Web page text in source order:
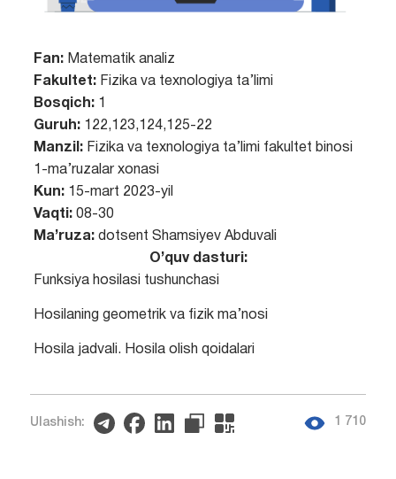
Fan: Matematik analiz
Fakultet:Fizika va texnologiya ta’limi
Bosqich:1
Guruh:122,123,124,125-22
Manzil:Fizika va texnologiya ta’limi fakultet binosi
1-ma’ruzalar xonasi
Kun: 15-mart 2023-yil
Vaqti:08-30
Ma’ruza:dotsent Shamsiyev Abduvali
O’quv dasturi:
Funksiya hosilasi tushunchasi
Hosilaning geometrik va fizik ma’nosi
Hosila jadvali. Hosila olish qoidalari
Ulashish: 1 710